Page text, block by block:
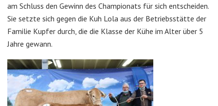
am Schluss den Gewinn des Championats für sich entscheiden.
Sie setzte sich gegen die Kuh Lola aus der Betriebsstätte der
Familie Kupfer durch, die die Klasse der Kühe im Alter über 5
Jahre gewann.